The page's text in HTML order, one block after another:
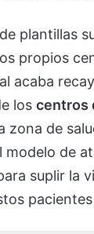
plantillas
propios
acaba
los centros
zona de
modelo de
suplir la